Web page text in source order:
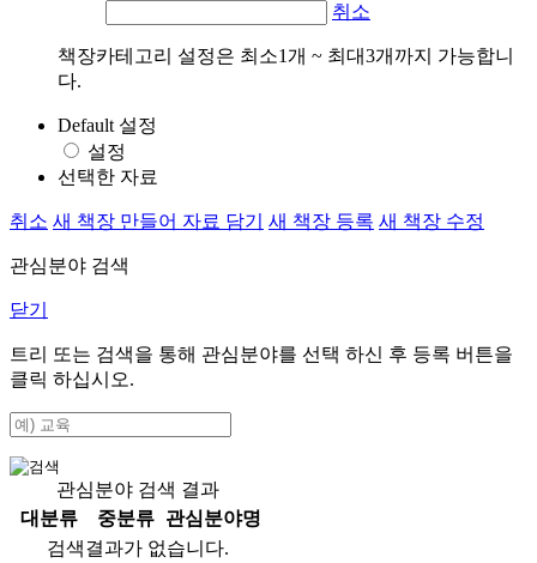
취소
책장카테고리 설정은 최소1개 ~ 최대3개까지 가능합니
다.
Default 설정
설정
선택한 자료
취소 새 책장 만들어 자료 담기 새 책장 등록 새 책장 수정
관심분야 검색
닫기
트리 또는 검색을 통해 관심분야를 선택 하신 후 등록 버튼을
클릭 하십시오.
관심분야 검색 결과
대분류
중분류
관심분야명
검색결과가 없습니다.